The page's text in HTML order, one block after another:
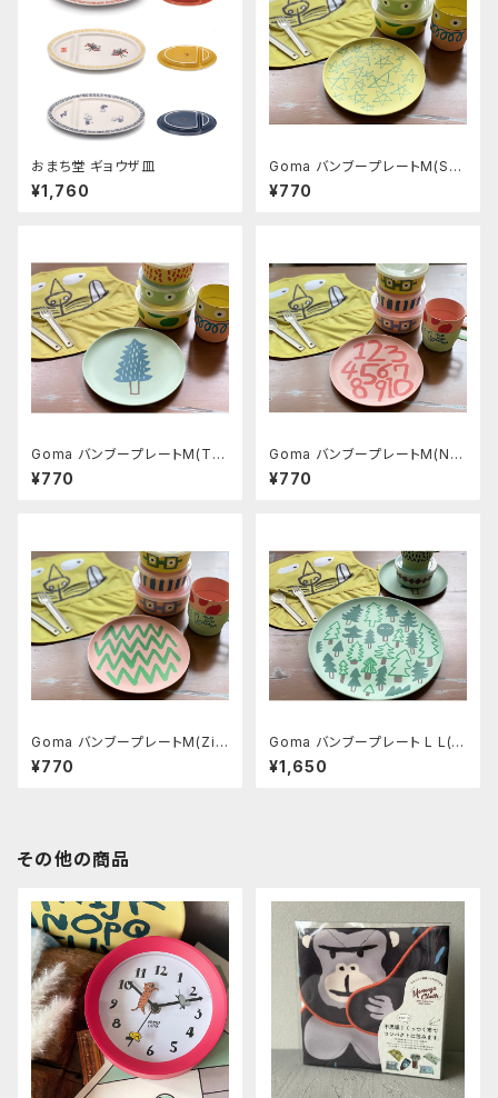
おまち堂 ギョウザ皿
¥1,760
Goma バンブープレートM(Sta
r)
¥770
Goma バンブープレートM(Tre
e)
¥770
Goma バンブープレートM(Nu
mber)
¥770
Goma バンブープレートM(Zig
zag)
¥770
Goma バンブープレート L L(F
orest)
¥1,650
その他の商品